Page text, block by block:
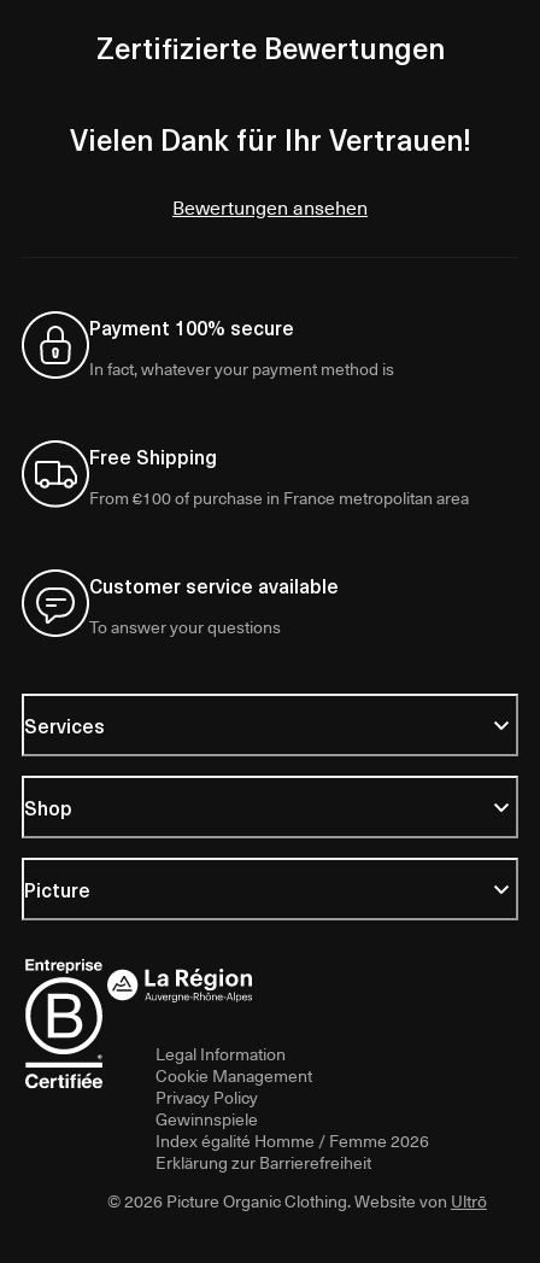
Zertifizierte Bewertungen
Vielen Dank für Ihr Vertrauen!
Bewertungen ansehen
Payment 100% secure
In fact, whatever your payment method is
Free Shipping
From €100 of purchase in France metropolitan area
Customer service available
To answer your questions
Services
Shop
Picture
Legal Information
Cookie Management
Privacy Policy
Gewinnspiele
Index égalité Homme / Femme 2026
Erklärung zur Barrierefreiheit
© 2026 Picture Organic Clothing. Website von Ultrō